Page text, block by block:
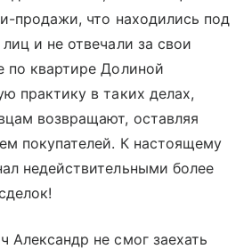
продажи, что находились под
и не отвечали за свои
по квартире Долиной
практику в таких делах,
возвращают, оставляя
покупателей. К настоящему
недействительными более
Александр не смог заехать